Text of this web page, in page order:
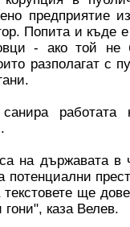
предприятие
Попита и къде е
- ако той не
разполагат с
работата
на държавата в
потенциални
ще
гони", каза Велев.